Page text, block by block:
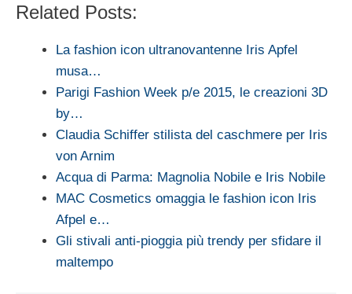
Related Posts:
La fashion icon ultranovantenne Iris Apfel
musa…
Parigi Fashion Week p/e 2015, le creazioni 3D
by…
Claudia Schiffer stilista del caschmere per Iris
von Arnim
Acqua di Parma: Magnolia Nobile e Iris Nobile
MAC Cosmetics omaggia le fashion icon Iris
Afpel e…
Gli stivali anti-pioggia più trendy per sfidare il
maltempo